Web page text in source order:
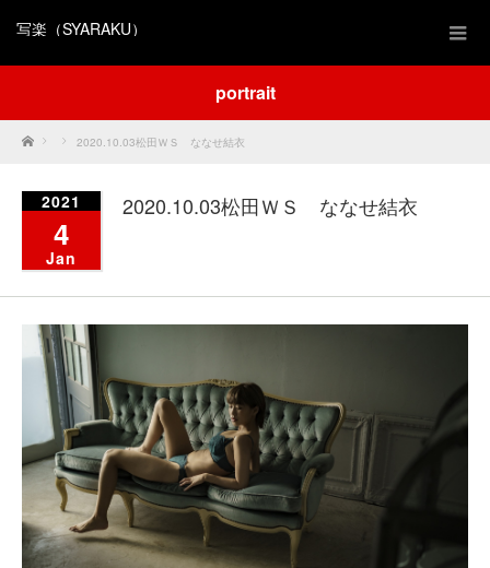
写楽（SYARAKU）
portrait
Home 2020.10.03松田ＷＳ ななせ結衣
2021
4
Jan
2020.10.03松田ＷＳ ななせ結衣